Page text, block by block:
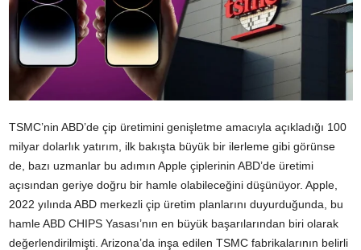
TSMC’nin ABD’de çip üretimini genişletme amacıyla açıkladığı 100
milyar dolarlık yatırım, ilk bakışta büyük bir ilerleme gibi görünse
de, bazı uzmanlar bu adımın Apple çiplerinin ABD’de üretimi
açısından geriye doğru bir hamle olabileceğini düşünüyor. Apple,
2022 yılında ABD merkezli çip üretim planlarını duyurduğunda, bu
hamle ABD CHIPS Yasası’nın en büyük başarılarından biri olarak
değerlendirilmişti. Arizona’da inşa edilen TSMC fabrikalarının belirli